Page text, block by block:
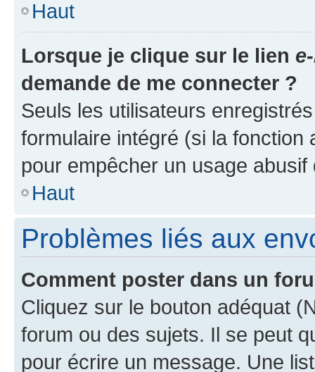
Haut
Lorsque je clique sur le lien
demande de me connecter ?
Seuls les utilisateurs
formulaire intégré (si la fonction
pour empêcher un usage
Haut
Problèmes liés aux
Comment poster dans un
Cliquez sur le bouton adéquat
forum ou des sujets. Il se peut
pour écrire un message. Une